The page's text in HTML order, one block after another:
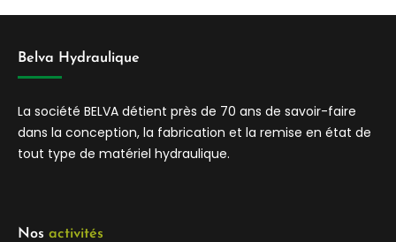
Belva Hydraulique
La société BELVA détient près de 70 ans de savoir-faire
dans la conception, la fabrication et la remise en état de
tout type de matériel hydraulique.
Nos activités